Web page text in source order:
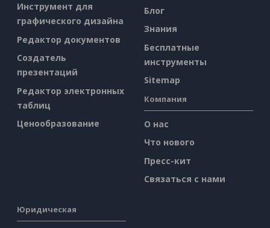
Инструмент для
графического дизайна
Редактор документов
Создатель
презентаций
Редактор электронных
таблиц
Ценообразование
Блог
Знания
Бесплатные
инструменты
Sitemap
Компания
О нас
Что нового
Пресс-кит
Связаться с нами
Юридическая